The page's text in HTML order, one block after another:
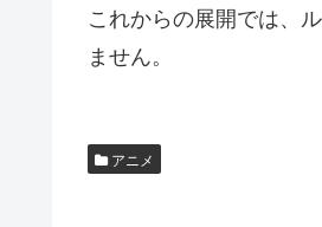
これからの展開では、
ません。
アニメ